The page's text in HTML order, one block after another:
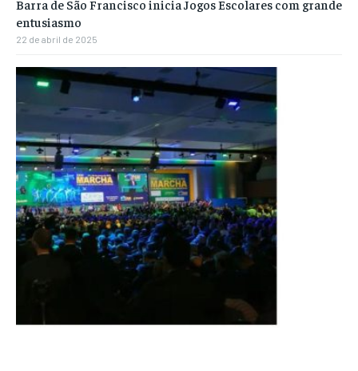
Barra de São Francisco inicia Jogos Escolares com grande
entusiasmo
22 de abril de 2025